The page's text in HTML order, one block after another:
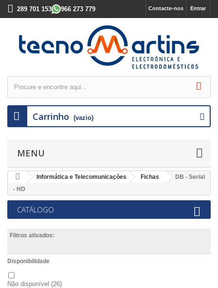
Entrar
Contacte-nos
289 701 153 966 273 779
Carrinho (vazio)
MENU
Informática e Telecomunicações Fichas
DB - Serial
- HD
CATÁLOGO
Filtros ativados:
Disponibilidade
Não disponível (26)